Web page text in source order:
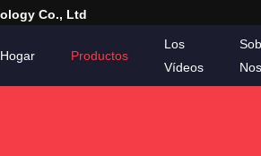
Co., Ltd
Hogar Productos
Los
Vídeos